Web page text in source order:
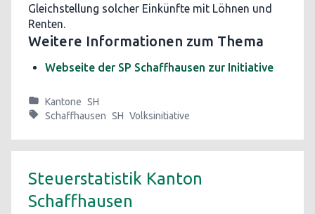
Gleichstellung solcher Einkünfte mit Löhnen und
Renten.
Weitere Informationen zum Thema
Webseite der SP Schaffhausen zur Initiative
Kantone SH
Schaffhausen SH Volksinitiative
Steuerstatistik Kanton
Schaffhausen